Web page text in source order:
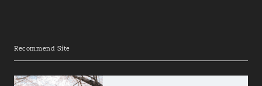
Recommend Site